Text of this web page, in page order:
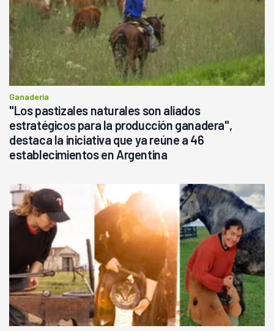
Ganadería
"Los pastizales naturales son aliados
estratégicos para la producción ganadera",
destaca la iniciativa que ya reúne a 46
establecimientos en Argentina